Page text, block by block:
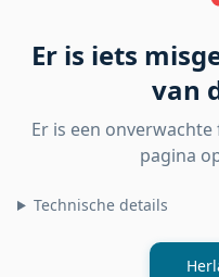
Er is iets
van
Er is een
pagina
Technische details